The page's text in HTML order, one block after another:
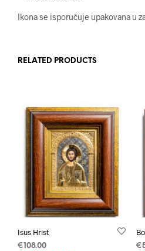
Ikona se isporučuje upakovana u
RELATED PRODUCTS
Isus Hrist
€ 108.00
€